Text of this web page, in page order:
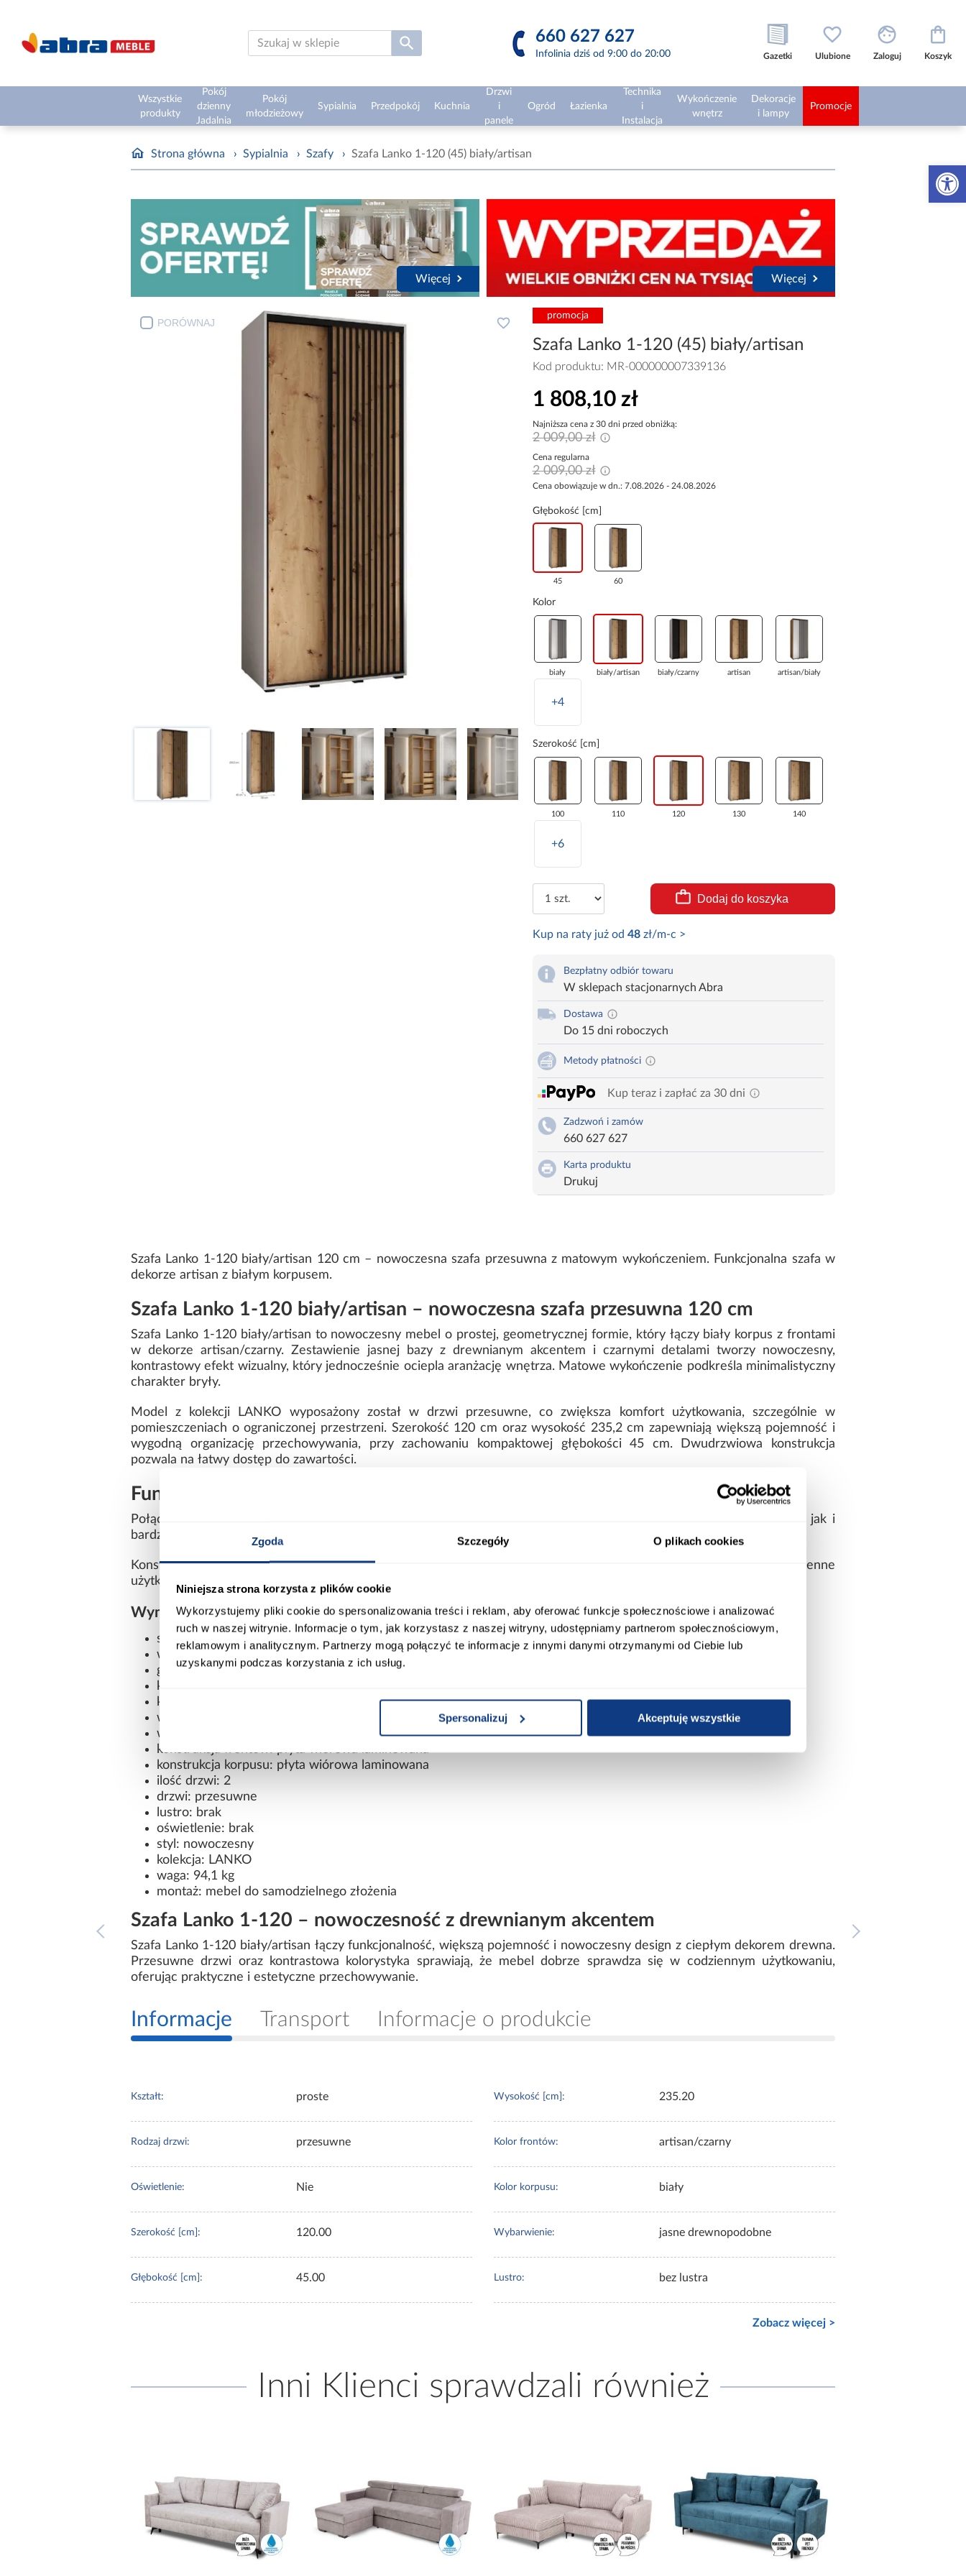
Zgoda Szczegóły O plikach cookies
Niniejsza strona korzysta z plików cookie
Wykorzystujemy pliki cookie do spersonalizowania treści i reklam, aby oferować funkcje społecznościowe i analizować
ruch w naszej witrynie. Informacje o tym, jak korzystasz z naszej witryny, udostępniamy partnerom społecznościowym,
reklamowym i analitycznym. Partnerzy mogą połączyć te informacje z innymi danymi otrzymanymi od Ciebie lub
uzyskanymi podczas korzystania z ich usług.
Spersonalizuj Akceptuję wszystkie
Otwórz
660 627 627
Infolinia dziś od 9:00 do 20:00 Gazetki Ulubione Zaloguj Koszyk
Wszystkie
produkty
Pokój
dzienny
Jadalnia
Pokój
młodzieżowy
Sypialnia Przedpokój Kuchnia
Drzwi
i
panele
Ogród Łazienka
Technika
i
Instalacja
Wykończenie
wnętrz
Dekoracje
i lampy
Promocje
Strona główna › Sypialnia › Szafy › Szafa Lanko 1-120 (45) biały/artisan
Więcej Więcej
PORÓWNAJ
promocja
Szafa Lanko 1-120 (45) biały/artisan
Kod produktu: MR-000000007339136
1 808,10 zł
Najniższa cena z 30 dni przed obniżką:
2 009,00 zł
Cena regularna
2 009,00 zł
Cena obowiązuje w dn.: 7.08.2026 - 24.08.2026
Głębokość [cm]
45 60
Kolor
biały biały/artisan biały/czarny artisan artisan/biały
+4
Szerokość [cm]
100 110 120 130 140
+6
Dodaj do koszyka
Kup na raty już od 48zł/m-c >
Bezpłatny odbiór towaru
W sklepach stacjonarnych Abra
Dostawa
Do 15 dni roboczych
Metody płatności
Kup teraz i zapłać za 30 dni
Zadzwoń i zamów
660 627 627
Karta produktu
Drukuj
Szafa Lanko 1-120 biały/artisan 120 cm – nowoczesna szafa przesuwna z matowym wykończeniem. Funkcjonalna szafa w
dekorze artisan z białym korpusem.
Szafa Lanko 1-120 biały/artisan – nowoczesna szafa przesuwna 120 cm
Szafa Lanko 1-120 biały/artisan to nowoczesny mebel o prostej, geometrycznej formie, który łączy biały korpus z frontami
w dekorze artisan/czarny. Zestawienie jasnej bazy z drewnianym akcentem i czarnymi detalami tworzy nowoczesny,
kontrastowy efekt wizualny, który jednocześnie ociepla aranżację wnętrza. Matowe wykończenie podkreśla minimalistyczny
charakter bryły.
Model z kolekcji LANKO wyposażony został w drzwi przesuwne, co zwiększa komfort użytkowania, szczególnie w
pomieszczeniach o ograniczonej przestrzeni. Szerokość 120 cm oraz wysokość 235,2 cm zapewniają większą pojemność i
wygodną organizację przechowywania, przy zachowaniu kompaktowej głębokości 45 cm. Dwudrzwiowa konstrukcja
pozwala na łatwy dostęp do zawartości.
Funkcjonalna szafa przesuwna 120 cm w nowoczesnym stylu
Połączenie białego korpusu z frontami artisan/czarny sprawia, że szafa dobrze komponuje się zarówno z jasnymi, jak i
bardziej industrialnymi aranżacjami. Brak lustra pozwala zachować spójną, prostą formę mebla.
Konstrukcja została wykonana z trwałej laminowanej płyty wiórowej, co zapewnia stabilność oraz odporność na codzienne
użytkowanie. Waga 94,1 kg świadczy o solidnym wykonaniu i trwałości całej konstrukcji.
Wymiary i dane techniczne
szerokość: 120 cm
wysokość: 235,2 cm
głębokość: 45 cm
kolor frontów: artisan/czarny
kolor korpusu: biały
wykończenie frontów: mat
wykończenie korpusu: mat
konstrukcja frontów: płyta wiórowa laminowana
konstrukcja korpusu: płyta wiórowa laminowana
ilość drzwi: 2
drzwi: przesuwne
lustro: brak
oświetlenie: brak
styl: nowoczesny
kolekcja: LANKO
waga: 94,1 kg
montaż: mebel do samodzielnego złożenia
Szafa Lanko 1-120 – nowoczesność z drewnianym akcentem
Szafa Lanko 1-120 biały/artisan łączy funkcjonalność, większą pojemność i nowoczesny design z ciepłym dekorem drewna.
Przesuwne drzwi oraz kontrastowa kolorystyka sprawiają, że mebel dobrze sprawdza się w codziennym użytkowaniu,
oferując praktyczne i estetyczne przechowywanie.
Informacje Transport Informacje o produkcie
Kształt: proste
Rodzaj drzwi: przesuwne
Oświetlenie: Nie
Szerokość [cm]: 120.00
Głębokość [cm]: 45.00
Wysokość [cm]: 235.20
Kolor frontów: artisan/czarny
Kolor korpusu: biały
Wybarwienie: jasne drewnopodobne
Lustro: bez lustra
Zobacz więcej >
Inni Klienci sprawdzali również